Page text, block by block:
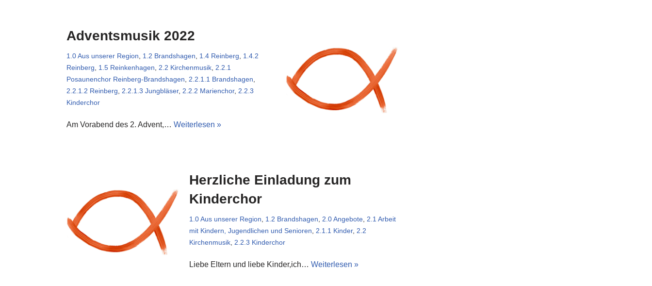
Adventsmusik 2022
1.0 Aus unserer Region 1.2 Brandshagen 1.4 Reinberg
1.4.2
Reinberg
1.5 Reinkenhagen 2.2 Kirchenmusik 2.2.1
Posaunenchor Reinberg-Brandshagen
2.2.1.1 Brandshagen
2.2.1.2 Reinberg
2.2.1.3 Jungbläser, 2.2.2 Marienchor, 2.2.3
Kinderchor
Am Vorabend des 2. Advent,… Weiterlesen »
Herzliche Einladung zum
Kinderchor
1.0 Aus unserer Region, 1.2 Brandshagen, 2.0 Angebote, 2.1 Arbeit
mit Kindern, Jugendlichen und Senioren, 2.1.1 Kinder, 2.2
Kirchenmusik, 2.2.3 Kinderchor
Liebe Eltern und liebe Kinder,ich… Weiterlesen »